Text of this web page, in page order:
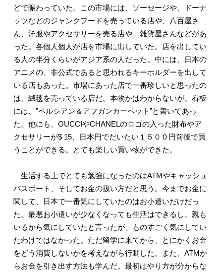
どで賑わっていた。この市場には、ソーセージや、ドーナ
ッツなどのジャンクフードを売っている店や、八百屋さ
ん、洋服やアクセサリーを売る店や、雑貨屋さんなどがあ
った。各個人個人が店を市場に出していた。店を出してい
る人の半分くらいがアジア系の人だった。中には、日本の
アニメの、非公式であると思われるキーホルダーを出して
いる店もあった。市場にあった店で一番珍しいと思ったの
は、絨毯を売っている店だ。本物かはわからないが、看板
には、”ペルシアン＆アフガンカーペット”と書いてあっ
た。他にも、GUCCIやCHANELのロゴの入った財布やア
クセサリーが$ 15、日本円でだいたい１５００円前後で買
うことができる。とても楽しい買い物ができた。
生活する上でとても勉強になったのはATMやキャッシュ
パスポート、そしてお金の扱い方だと思う。今までお金に
関して、日本で一番気にしていたのはお小遣いだけだっ
た。最悪お小遣いが少なくなっても生活はできるし、親も
いるから気にしていたと言ったが、ものすごく気にしてい
たわけではなかった。ただ留学に来てから、とにかくお金
をどう消費しないかを考えながら行動した。また、ATMか
らお金を引き出す方法も学んだ。最初はやり方が分からな